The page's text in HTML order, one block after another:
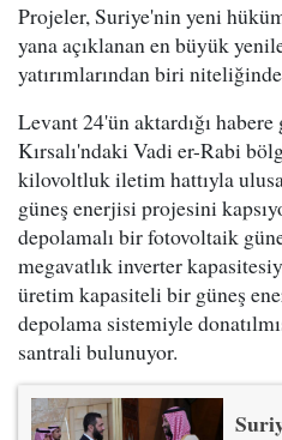
Projeler, Suriye'nin yeni
yana açıklanan en büyük
yatırımlarından biri
Levant 24'ün aktardığı
Kırsalı'ndaki Vadi er-Rabi
kilovoltluk iletim hattıyla
güneş enerjisi projesini
depolamalı bir fotovoltaik
megavatlık inverter
üretim kapasiteli bir güneş
depolama sistemiyle
santrali bulunuyor.